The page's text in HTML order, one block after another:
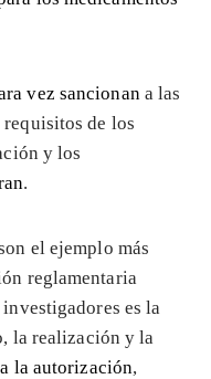
vez sancionan a las
de los
y los
.
el ejemplo más
reglamentaria
es la
la realización y la
la autorización,